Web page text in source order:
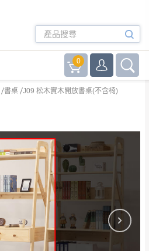
0
書桌 J09 松木實木開放書桌(不含椅)